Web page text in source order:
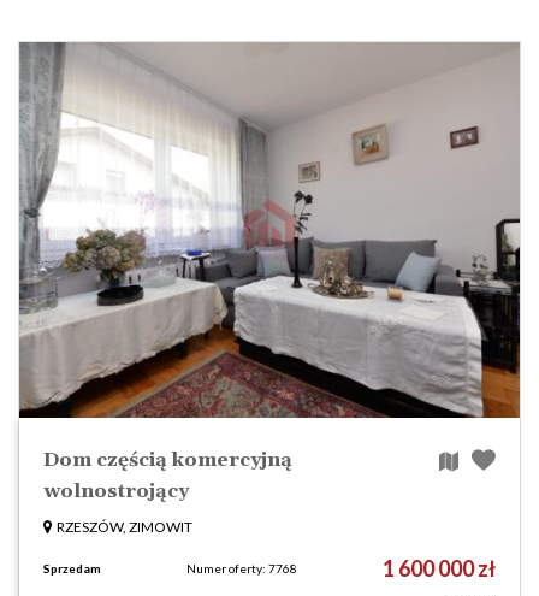
Dom częścią komercyjną
wolnostrojący
RZESZÓW, ZIMOWIT
Sprzedam Numer oferty: 7768 1 600 000 zł